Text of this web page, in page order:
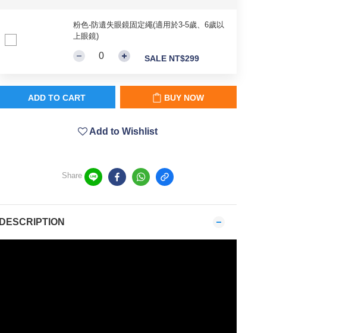
粉色-防遺失眼鏡固定繩(適用於3-5歲、6歲以
上眼鏡)
SALE NT$299
ADD TO CART BUY NOW
Add to Wishlist
Share
DESCRIPTION